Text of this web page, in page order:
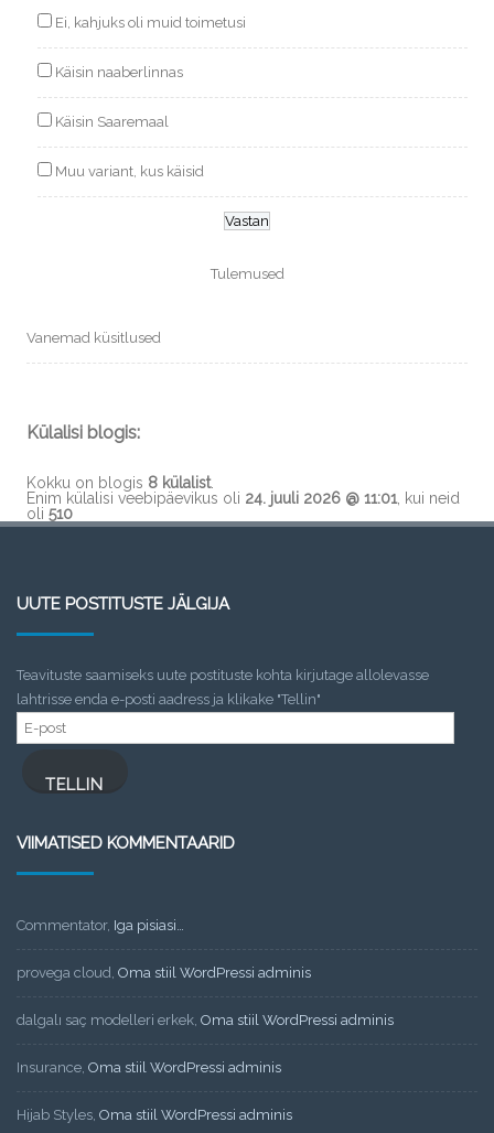
Ei, kahjuks oli muid toimetusi
Käisin naaberlinnas
Käisin Saaremaal
Muu variant, kus käisid
Tulemused
Vanemad küsitlused
Külalisi blogis:
Kokku on blogis 8 külalist.
Enim külalisi veebipäevikus oli 24. juuli 2026 @ 11:01 , kui neid
oli 510
UUTE POSTITUSTE JÄLGIJA
Teavituste saamiseks uute postituste kohta kirjutage allolevasse
lahtrisse enda e-posti aadress ja klikake "Tellin"
E-
post
TELLIN
VIIMATISED KOMMENTAARID
Commentator, Iga pisiasi…
provega cloud Oma stiil WordPressi adminis
dalgalı saç modelleri erkek Oma stiil WordPressi adminis
Insurance Oma stiil WordPressi adminis
Hijab Styles Oma stiil WordPressi adminis